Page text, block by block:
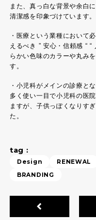
また、真っ白な背景や余白
清潔感を印象づけています。
・医療という業種において
えるべき ” 安心・信頼感 “
らかい色味のカラーや丸み
す。
・小児科がメインの診療と
多く使い一目で小児科の医
ますが、子供っぽくなりす
た。
tag :
Design RENEWAL
BRANDING